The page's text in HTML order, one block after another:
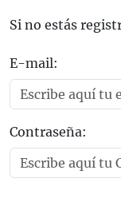
Si no estás
E-mail:
Contraseña: